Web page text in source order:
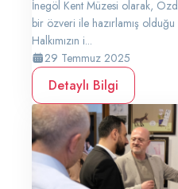
İnegöl Kent Müzesi olarak,
bir özveri ile hazırlamış
Halkımızın i...
29 Temmuz 2025
Detaylı Bilgi